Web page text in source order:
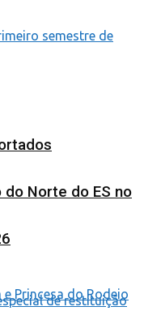
Norte do ES no